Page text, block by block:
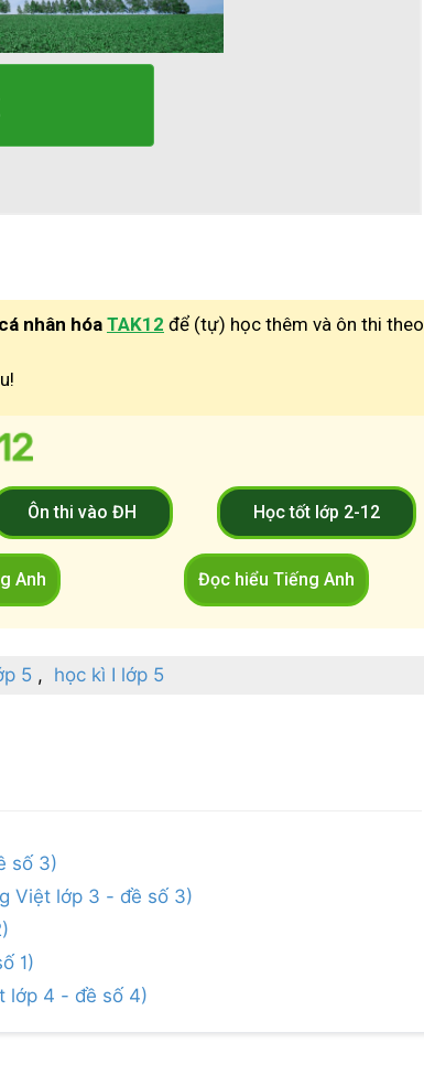
nhân hóa TAK12 để (tự) học thêm và ôn thi theo
Ôn thi vào ĐH Học tốt lớp 2-12
Anh Đọc hiểu Tiếng Anh
5 học kì I lớp 5
số 3)
Việt lớp 3 - đề số 3)
1)
lớp 4 - đề số 4)